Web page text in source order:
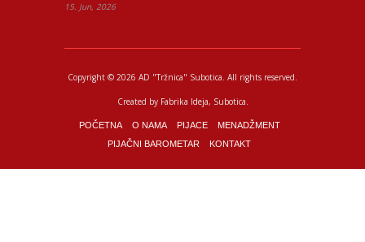
15. Jun, 2026
Copyright © 2026 AD "Tržnica" Subotica. All rights reserved.
Created by Fabrika Ideja, Subotica.
POČETNA O NAMA PIJACE
MENADŽMENT
PIJAČNI BAROMETAR
KONTAKT